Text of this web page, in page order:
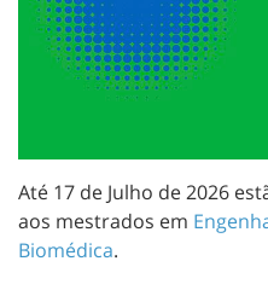
Até 17 de Julho de 2026
aos mestrados em
Biomédica.